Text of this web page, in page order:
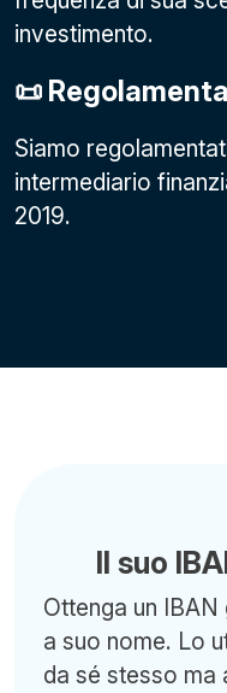
investimento.
📜
Siamo
intermediario
2019.
Il suo
Ottenga un
a suo nome. Lo
da sé stesso ma